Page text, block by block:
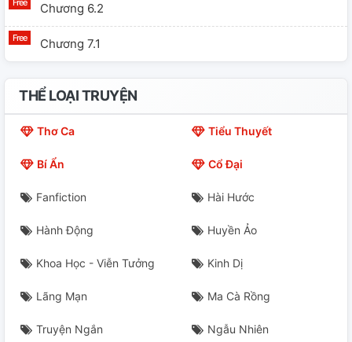
Chương 6.2
Chương 7.1
THỂ LOẠI TRUYỆN
Thơ Ca Tiểu Thuyết
Bí Ẩn Cổ Đại
Fanfiction Hài Hước
Hành Động Huyền Ảo
Khoa Học - Viễn Tưởng Kinh Dị
Lãng Mạn Ma Cà Rồng
Truyện Ngắn Ngẫu Nhiên